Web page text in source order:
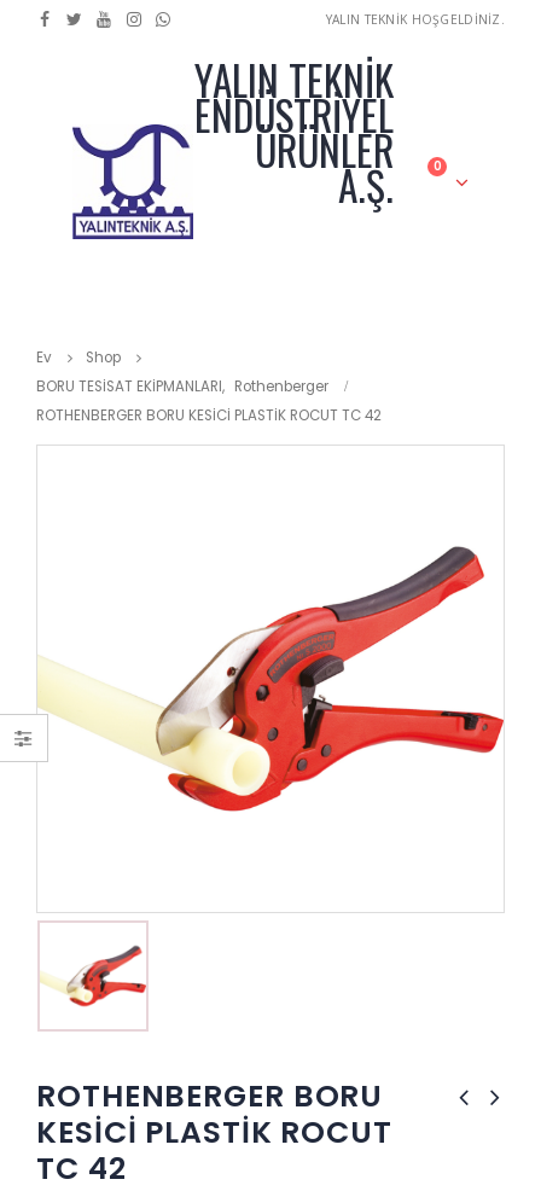
YALIN TEKNİK HOŞGELDİNİZ.
YALIN TEKNİK
ENDÜSTRİYEL
ÜRÜNLER
A.Ş. 0
Ev
Shop
BORU TESİSAT EKİPMANLARI, Rothenberger
ROTHENBERGER BORU KESİCİ PLASTİK ROCUT TC 42
ROTHENBERGER BORU
KESİCİ PLASTİK ROCUT
TC 42